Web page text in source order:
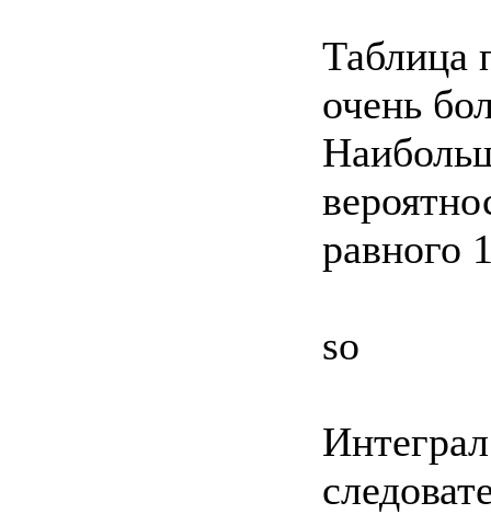
Таблица
очень
равного
so